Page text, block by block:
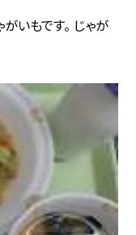
いもです。 じゃが